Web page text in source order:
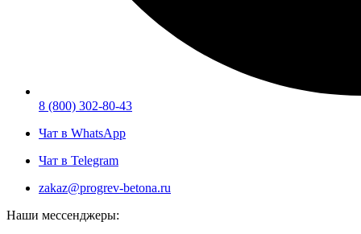
8 (800) 302-80-43
Чат в WhatsApp
Чат в Telegram
zakaz@progrev-betona.ru
Наши мессенджеры: